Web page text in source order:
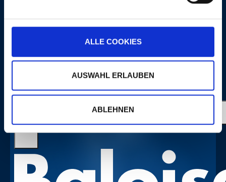
ALLE COOKIES
AUSWAHL ERLAUBEN
ABLEHNEN
PORTRAITS